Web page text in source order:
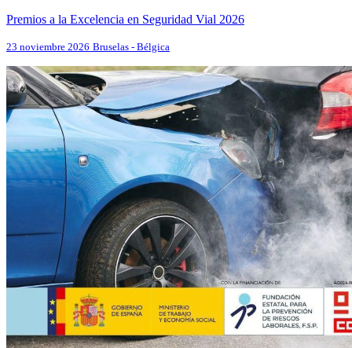
Premios a la Excelencia en Seguridad Vial 2026
23 noviembre 2026 Bruselas - Bélgica